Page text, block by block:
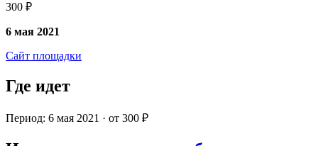
300 ₽
6 мая 2021
Сайт площадки
Где идет
Период: 6 мая 2021 · от 300 ₽